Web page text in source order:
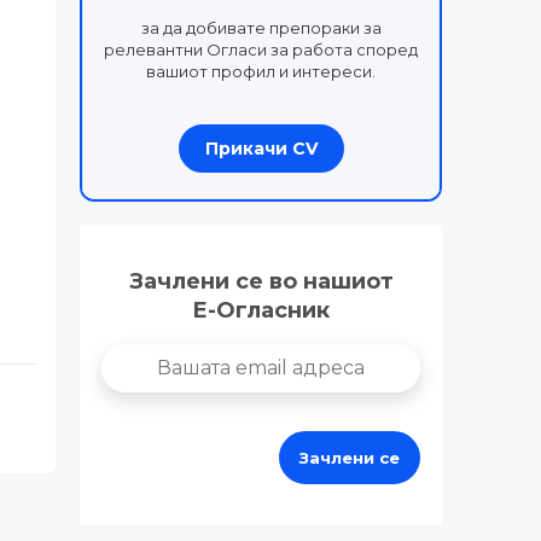
за да добивате препораки за
релевантни Огласи за работа според
вашиот профил и интереси.
Прикачи CV
Зачлени се во нашиот
Е-Огласник